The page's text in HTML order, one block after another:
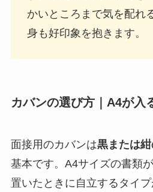
かいところまで気を配れ
身も好印象を抱きます。
カバンの選び方｜A4が入
面接用のカバンは黒または
基本です。A4サイズの書類
置いたときに自立するタイプ